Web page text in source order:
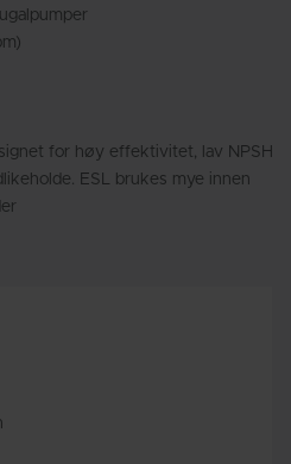
for høy effektivitet, lav NPSH
ESL brukes mye innen